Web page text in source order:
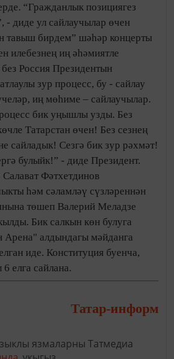
“Гражданлык позициягез
- диде ул сайлаучылар өчен
тавыш бирдем” шәһәр концерты
илебезнең иң әһәмиятле
Россия Президентын
зур процесс, бу - сайлау
иң мөһиме – сайлаучылар.
бик уңышлы узды. Без
Татарстан өчен! Без сезнең
сайладык! Сезгә бик зур рәхмәт!
булыйк!” - диде Президент.
Салават Фәтхетдинов
һәм сәламләү сүзләреннән
төшеп Валерий Меладзе
Бик салкын көн булуга
Арена" алдындагы мәйданга
иде. Конституция буенча,
елга сайлана.
Татар-информ
язмаларны Татмедиа